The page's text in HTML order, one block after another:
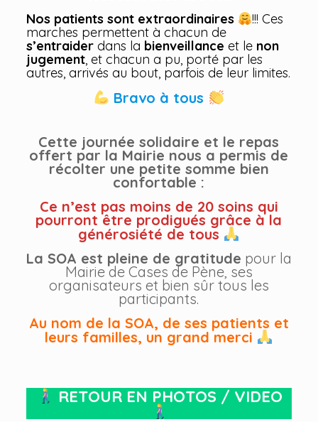
Nos patients sont extraordinaires
!!! Ces
marches permettent à chacun de
s’entraider dans la bienveillance et le non
jugement, et chacun a pu, porté par les
autres, arrivés au bout, parfois de leur limites.
Bravo à tous
Cette journée solidaire et le repas
offert par la Mairie nous a permis de
récolter une petite somme bien
confortable :
Ce n’est pas moins de 20 soins qui
pourront être prodigués grâce à la
générosiété de tous
La SOA est pleine de gratitude pour la
Mairie de Cases de Pène, ses
organisateurs et bien sûr tous les
participants.
Au nom de la SOA, de ses patients et
leurs familles, un grand merci
RETOUR EN PHOTOS / VIDEO